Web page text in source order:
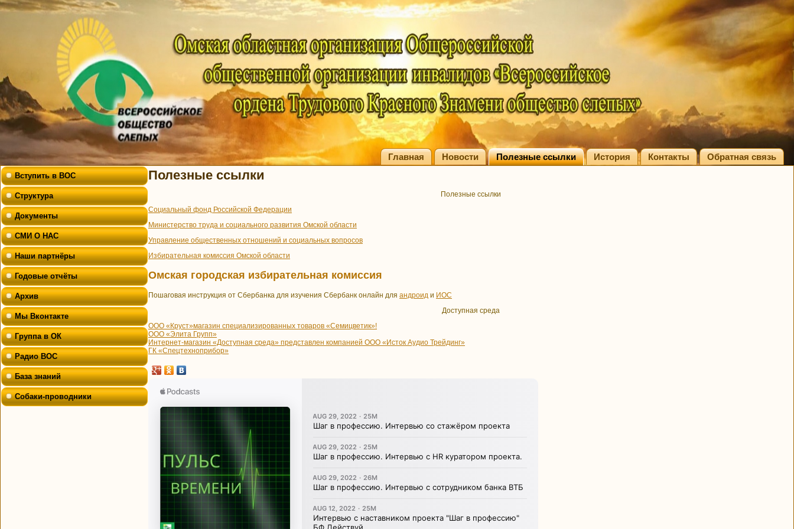
Главная Новости Полезные ссылки История Контакты Обратная связь
Вступить в ВОС
Структура
Документы
СМИ О НАС
Наши партнёры
Годовые отчёты
Архив
Мы Вконтакте
Группа в ОК
Радио ВОС
База знаний
Собаки-проводники
Полезные ссылки
Полезные ссылки
Социальный фонд Российской Федерации
Министерство труда и социального развития Омской области
Управление общественных отношений и социальных вопросов
Избирательная комиссия Омской области
Омская городская избирательная комиссия
Пошаговая инструкция от Сбербанка для изучения Сбербанк онлайн для андроид и ИОС
Доступная среда
ООО «Круст»магазин специализированных товаров «Семицветик»!
ООО «Элита Групп»
Интернет-магазин «Доступная среда» представлен компанией ООО «Исток Аудио Трейдинг»
ГК «Спецтехноприбор»